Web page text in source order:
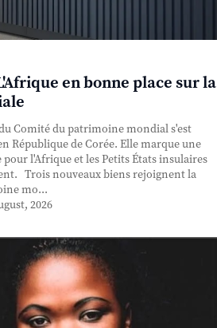
en bonne place sur la
Comité du patrimoine mondial s'est
République de Corée. Elle marque une
l'Afrique et les Petits États insulaires
Trois nouveaux biens rejoignent la
mo...
2026